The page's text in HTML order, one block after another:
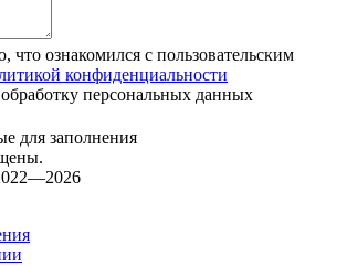
что ознакомился с пользовательским
конфиденциальности
персональных данных
для заполнения